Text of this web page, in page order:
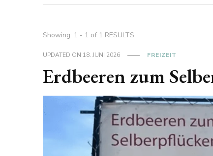
Showing: 1 - 1 of 1 RESULTS
UPDATED ON 18. JUNI 2026 FREIZEIT
Erdbeeren zum